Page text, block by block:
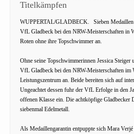
Titelkämpfen
WUPPERTAL/GLADBECK.
Sieben
VfL Gladbeck bei den NRW-Meisterschaften in
Roten ohne ihre Topschwimmer an.
Ohne seine Topschwimmerinnen Jessica
VfL Gladbeck bei den NRW-Meisterschaften im
Leistungszentrum an. Beide bereiten sich auf
Ungeachtet dessen fuhr der VfL Erfolge in den
offenen Klasse ein. Die achtköpfige Gladbecker
siebenmal Edelmetall.
Als Medaillengarantin entpuppte sich Mara